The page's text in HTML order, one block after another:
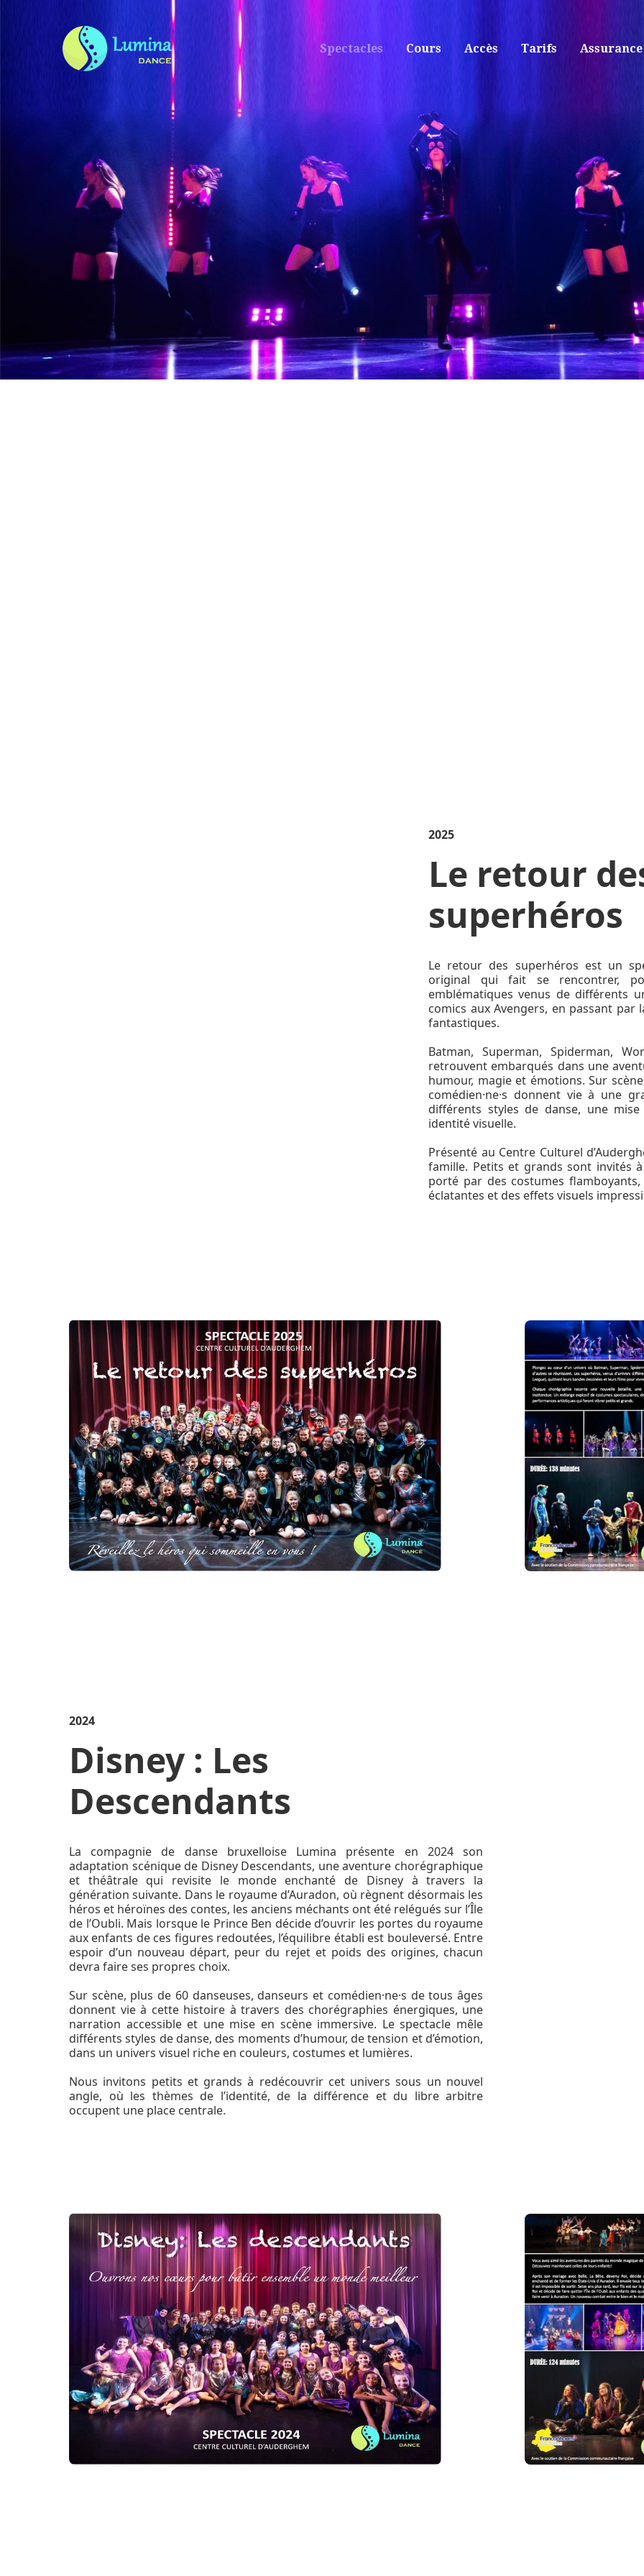
Spectacles Cours Accès Tarifs Assurance
2025
Le retour
superhéros
Le retour des superhéros est un
original qui fait se rencontrer,
emblématiques venus de différents
comics aux Avengers, en passant par
fantastiques.
Batman, Superman, Spiderman,
retrouvent embarqués dans une
humour, magie et émotions. Sur
comédien·ne·s donnent vie à une
différents styles de danse, une
identité visuelle.
Présenté au Centre Culturel
famille. Petits et grands sont invités
porté par des costumes
éclatantes et des effets visuels
2024
Disney : Les
Descendants
La compagnie de danse bruxelloise Lumina présente en 2024 son
adaptation scénique de Disney Descendants, une aventure chorégraphique
et théâtrale qui revisite le monde enchanté de Disney à travers la
génération suivante. Dans le royaume d’Auradon, où règnent désormais les
héros et héroïnes des contes, les anciens méchants ont été relégués sur l’Île
de l’Oubli. Mais lorsque le Prince Ben décide d’ouvrir les portes du royaume
aux enfants de ces figures redoutées, l’équilibre établi est bouleversé. Entre
espoir d’un nouveau départ, peur du rejet et poids des origines, chacun
devra faire ses propres choix.
Sur scène, plus de 60 danseuses, danseurs et comédien·ne·s de tous âges
donnent vie à cette histoire à travers des chorégraphies énergiques, une
narration accessible et une mise en scène immersive. Le spectacle mêle
différents styles de danse, des moments d’humour, de tension et d’émotion,
dans un univers visuel riche en couleurs, costumes et lumières.
Nous invitons petits et grands à redécouvrir cet univers sous un nouvel
angle, où les thèmes de l’identité, de la différence et du libre arbitre
occupent une place centrale.